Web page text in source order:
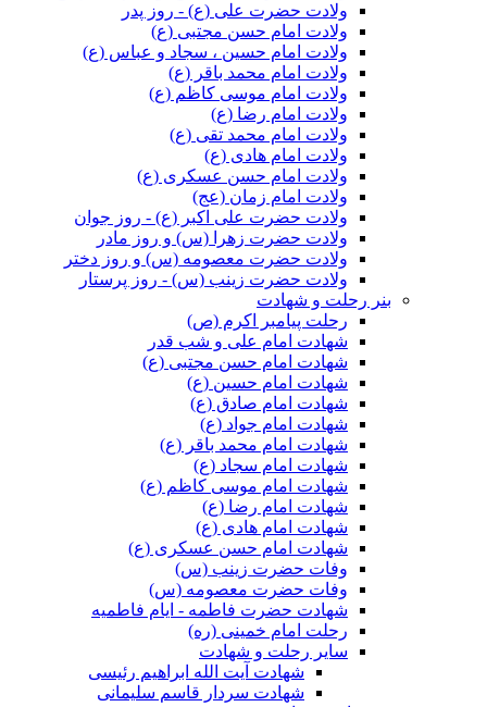
ولادت حضرت علی (ع) - روز پدر
ولادت امام حسن مجتبی (ع)
ولادت امام حسین ، سجاد و عباس (ع)
ولادت امام محمد باقر (ع)
ولادت امام موسی کاظم (ع)
ولادت امام رضا (ع)
ولادت امام محمد تقی (ع)
ولادت امام هادی (ع)
ولادت امام حسن عسکری (ع)
ولادت امام زمان (عج)
ولادت حضرت علی اکبر (ع) - روز جوان
ولادت حضرت زهرا (س) و روز مادر
ولادت حضرت معصومه (س) و روز دختر
ولادت حضرت زینب (س) - روز پرستار
بنر رحلت و شهادت
رحلت پیامبر اکرم (ص)
شهادت امام علی و شب قدر
شهادت امام حسن مجتبی (ع)
شهادت امام حسین (ع)
شهادت امام صادق (ع)
شهادت امام جواد (ع)
شهادت امام محمد باقر (ع)
شهادت امام سجاد (ع)
شهادت امام موسی کاظم (ع)
شهادت امام رضا (ع)
شهادت امام هادی (ع)
شهادت امام حسن عسکری (ع)
وفات حضرت زینب (س)
وفات حضرت معصومه (س)
شهادت حضرت فاطمه - ایام فاطمیه
رحلت امام خمینی (ره)
سایر رحلت و شهادت
شهادت آیت الله ابراهیم رئیسی
شهادت سردار قاسم سلیمانی